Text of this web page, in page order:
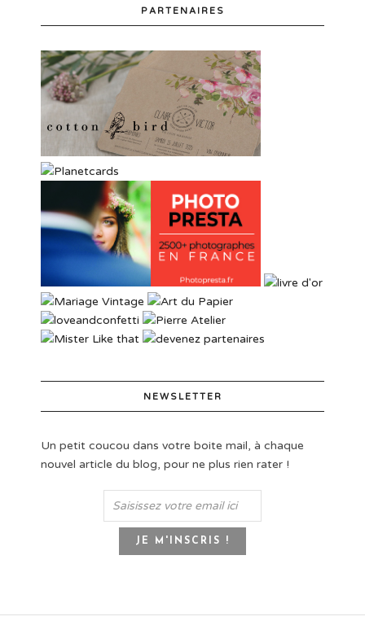
PARTENAIRES
NEWSLETTER
Un petit coucou dans votre boite mail, à chaque
nouvel article du blog, pour ne plus rien rater !